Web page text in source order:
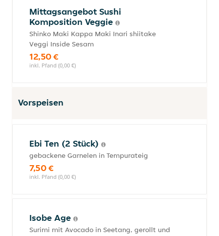
Mittagsangebot Sushi
Komposition Veggie
Shinko Maki Kappa Maki Inari shiitake
Veggi Inside Sesam
12,50 €
inkl. Pfand (0,00 €)
Vorspeisen
Ebi Ten (2 Stück)
gebackene Garnelen in Tempurateig
7,50 €
inkl. Pfand (0,00 €)
Isobe Age
Surimi mit Avocado in Seetang, gerollt und